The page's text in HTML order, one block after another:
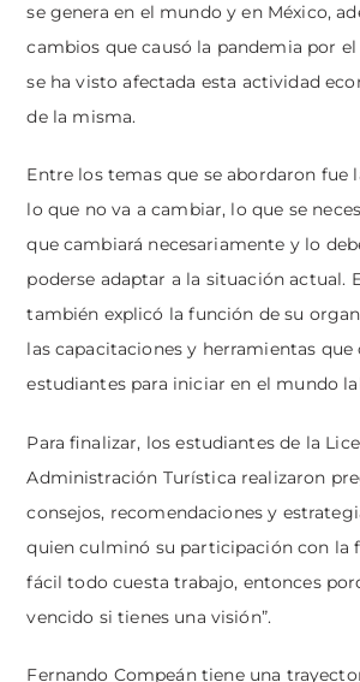
se genera en el mundo y en México,
cambios que causó la pandemia por el
se ha visto afectada esta actividad
de la misma.
Entre los temas que se abordaron fue
lo que no va a cambiar, lo que se
que cambiará necesariamente y lo
poderse adaptar a la situación actual.
también explicó la función de su
las capacitaciones y herramientas que
estudiantes para iniciar en el mundo
Para finalizar, los estudiantes de la
Administración Turística realizaron
consejos, recomendaciones y
quien culminó su participación con la
fácil todo cuesta trabajo, entonces
vencido si tienes una visión”.
Fernando Compeán tiene una